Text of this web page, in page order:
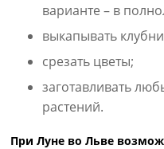
варианте – в
выкапывать
срезать цветы;
заготавливать
растений.
При Луне во Льве